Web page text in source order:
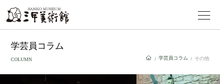
学芸員コラム
COLUMN / 学芸員コラム / その他